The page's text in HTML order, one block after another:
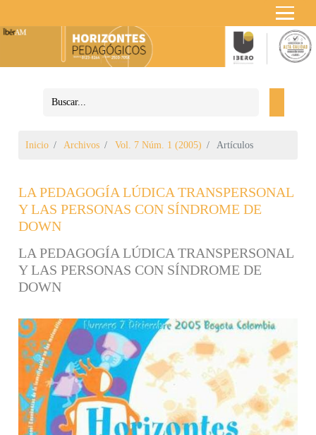
Inicio Archivos Vol. 7 Núm. 1 (2005) Artículos
LA PEDAGOGÍA LÚDICA TRANSPERSONAL
Y LAS PERSONAS CON SÍNDROME DE
DOWN
LA PEDAGOGÍA LÚDICA TRANSPERSONAL
Y LAS PERSONAS CON SÍNDROME DE
DOWN
Barra lateral del artículo